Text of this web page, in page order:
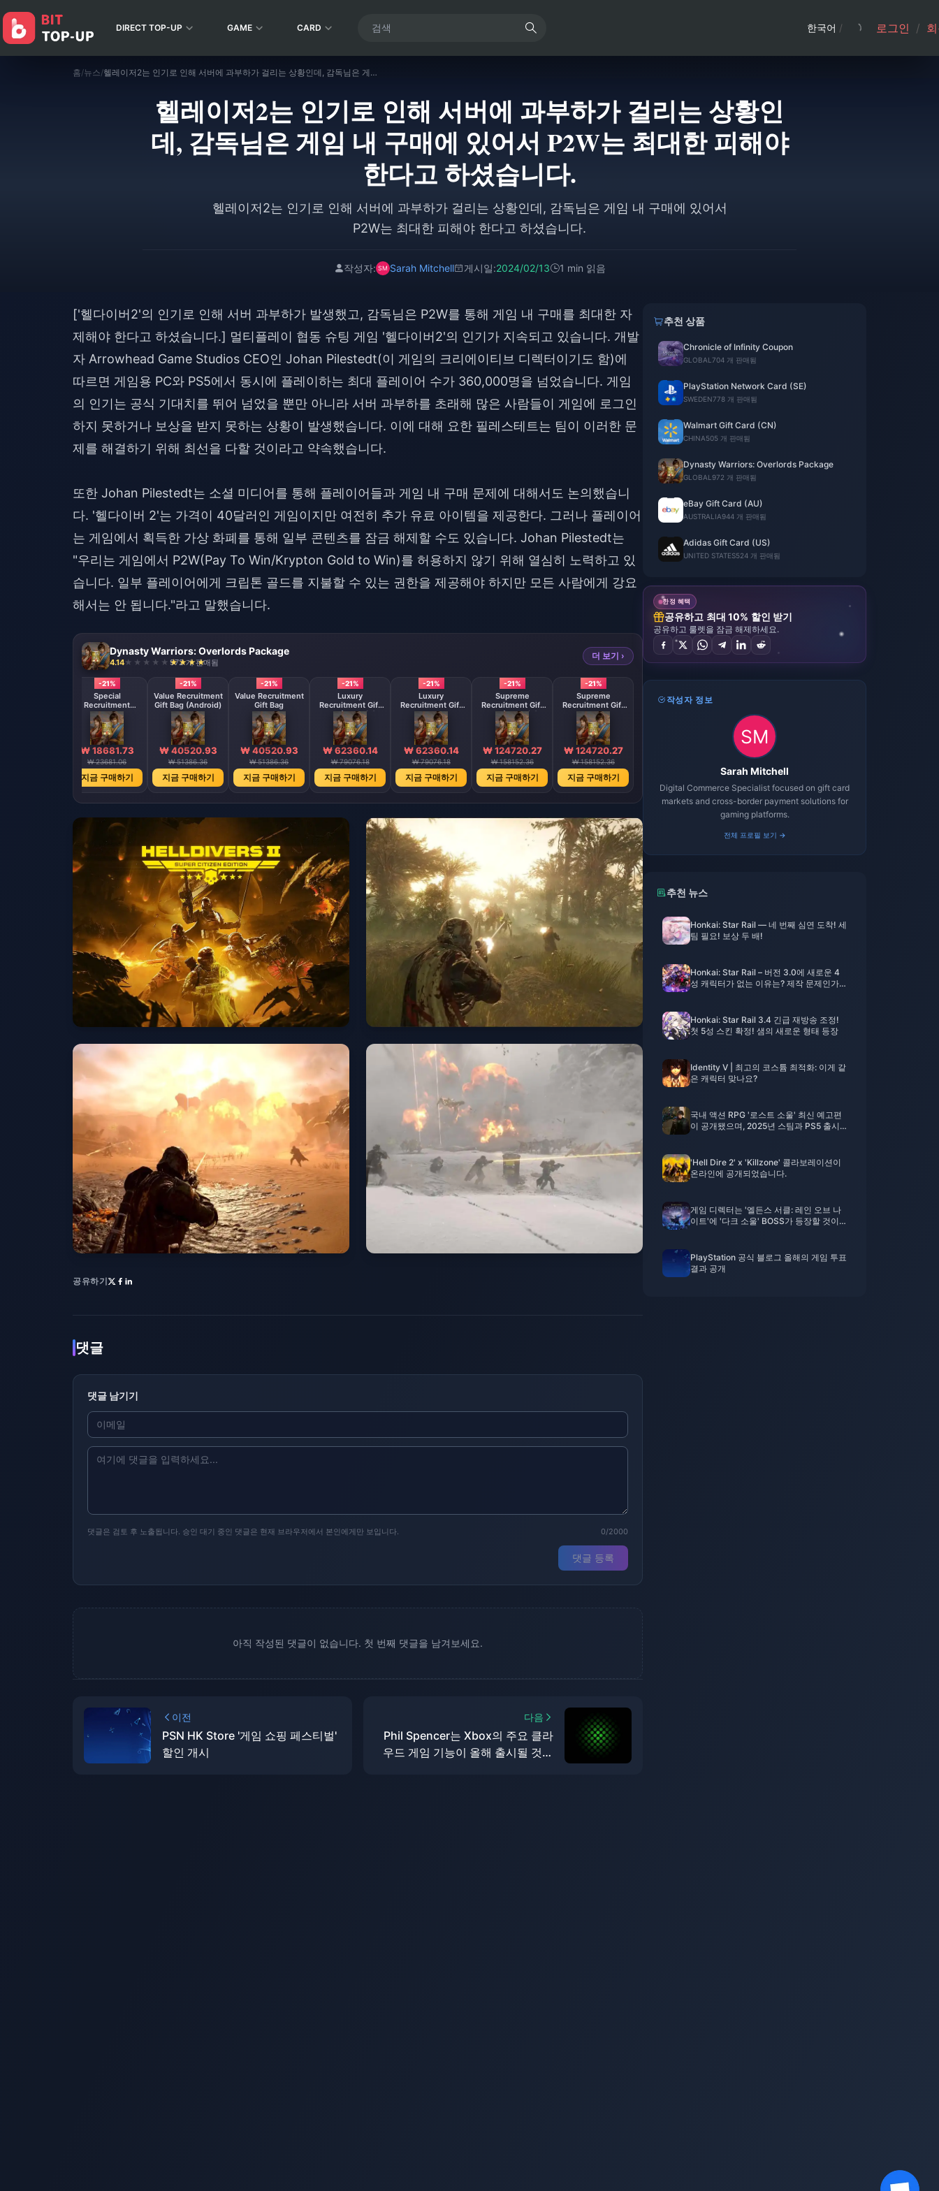
DIRECT TOP-UP GAME CARD 한국어 / 로그인 /
홈/뉴스/ 헬레이저2는 인기로 인해 서버에 과부하가 걸리는 상황인데, 감독님은 게임 내 구매에 있어서 P2W는 최대한 피해야 한다고 하셨습니다.
헬레이저2는 인기로 인해 서버에 과부하가 걸리는 상황인
데, 감독님은 게임 내 구매에 있어서 P2W는 최대한 피해야
한다고 하셨습니다.
헬레이저2는 인기로 인해 서버에 과부하가 걸리는 상황인데, 감독님은 게임 내 구매에 있어서
P2W는 최대한 피해야 한다고 하셨습니다.
작성자: Sarah Mitchell 게시일:2024/02/13 1 min 읽음
['헬다이버2'의 인기로 인해 서버 과부하가 발생했고, 감독님은 P2W를 통해 게임 내 구매를 최대한 자
제해야 한다고 하셨습니다.] 멀티플레이 협동 슈팅 게임 '헬다이버2'의 인기가 지속되고 있습니다. 개발
자 Arrowhead Game Studios CEO인 Johan Pilestedt(이 게임의 크리에이티브 디렉터이기도 함)에
따르면 게임용 PC와 PS5에서 동시에 플레이하는 최대 플레이어 수가 360,000명을 넘었습니다. 게임
의 인기는 공식 기대치를 뛰어 넘었을 뿐만 아니라 서버 과부하를 초래해 많은 사람들이 게임에 로그인
하지 못하거나 보상을 받지 못하는 상황이 발생했습니다. 이에 대해 요한 필레스테트는 팀이 이러한 문
제를 해결하기 위해 최선을 다할 것이라고 약속했습니다.
또한 Johan Pilestedt는 소셜 미디어를 통해 플레이어들과 게임 내 구매 문제에 대해서도 논의했습니
다. '헬다이버 2'는 가격이 40달러인 게임이지만 여전히 추가 유료 아이템을 제공한다. 그러나 플레이어
는 게임에서 획득한 가상 화폐를 통해 일부 콘텐츠를 잠금 해제할 수도 있습니다. Johan Pilestedt는
"우리는 게임에서 P2W(Pay To Win/Krypton Gold to Win)를 허용하지 않기 위해 열심히 노력하고 있
습니다. 일부 플레이어에게 크립톤 골드를 지불할 수 있는 권한을 제공해야 하지만 모든 사람에게 강요
해서는 안 됩니다."라고 말했습니다.
Dynasty Warriors: Overlords Package
4.14 972 개 판매됨
더 보기 ›
-21%
Special
Recruitment
Package
₩ 18681.73
₩ 23681.06
지금 구매하기
-21%
Value Recruitment
Gift Bag (Android)
₩ 40520.93
₩ 51386.36
지금 구매하기
-21%
Value Recruitment
Gift Bag
₩ 40520.93
₩ 51386.36
지금 구매하기
-21%
Luxury
Recruitment Gift
Bag (Android)
₩ 62360.14
₩ 79076.18
지금 구매하기
-21%
Luxury
Recruitment Gift
Bag
₩ 62360.14
₩ 79076.18
지금 구매하기
-21%
Supreme
Recruitment Gift
Bag (Android)
₩ 124720.27
₩ 158152.36
지금 구매하기
-21%
Supreme
Recruitment Gift
Bag
₩ 124720.27
₩ 158152.36
지금 구매하기
공유하기
댓글
댓글 남기기
댓글은 검토 후 노출됩니다. 승인 대기 중인 댓글은 현재 브라우저에서 본인에게만 보입니다. 0/2000
댓글 등록
아직 작성된 댓글이 없습니다. 첫 번째 댓글을 남겨보세요.
이전
PSN HK Store '게임 쇼핑 페스티벌'
할인 개시
다음
Phil Spencer는 Xbox의 주요 클라
우드 게임 기능이 올해 출시될 것이
추천 상품
Chronicle of Infinity Coupon
GLOBAL 704 개 판매됨
PlayStation Network Card (SE)
SWEDEN778 개 판매됨
Walmart Gift Card (CN)
CHINA505 개 판매됨
Dynasty Warriors: Overlords Package
GLOBAL 972 개 판매됨
eBay Gift Card (AU)
AUSTRALIA944 개 판매됨
Adidas Gift Card (US)
UNITED STATES524 개 판매됨
한정 혜택
공유하고 최대 10% 할인 받기
공유하고 룰렛을 잠금 해제하세요.
작성자 정보
Sarah Mitchell
Digital Commerce Specialist focused on gift card
markets and cross-border payment solutions for
gaming platforms.
전체 프로필 보기 →
추천 뉴스
Honkai: Star Rail — 네 번째 심연 도착! 세
팀 필요! 보상 두 배!
Honkai: Star Rail – 버전 3.0에 새로운 4
성 캐릭터가 없는 이유는? 제작 문제인가
Honkai: Star Rail 3.4 긴급 재방송 조정!
첫 5성 스킨 확정! 샘의 새로운 형태 등장
Identity V | 최고의 코스튬 최적화: 이게 같
은 캐릭터 맞나요?
국내 액션 RPG '로스트 소울' 최신 예고편
이 공개됐으며, 2025년 스팀과 PS5 출시
'Hell Dire 2' x 'Killzone' 콜라보레이션이
온라인에 공개되었습니다.
게임 디렉터는 '엘든스 서클: 레인 오브 나
이트'에 '다크 소울' BOSS가 등장할 것이
PlayStation 공식 블로그 올해의 게임 투표
결과 공개